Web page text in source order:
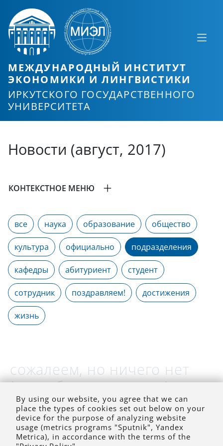
МЕЖДУНАРОДНЫЙ ИНСТИТУТ
ЭКОНОМИКИ И ЛИНГВИСТИКИ
ИРКУТСКОГО ГОСУДАРСТВЕННОГО
УНИВЕРСИТЕТА
Новости (август, 2017)
КОНТЕКСТНОЕ МЕНЮ
все наука образование общество
культура официально подразделения
кафедры абитуриент студент
сотрудник поздравляем! достижения
жизнь
сожалеем, но ничего нет
(на выбранное время)
By using our website, you agree that we can
place the types of cookies set out below on your
device for the purpose of analyzing website
usage (metrics programs "Sputnik", Yandex
Metrica), in accordance with the terms of the